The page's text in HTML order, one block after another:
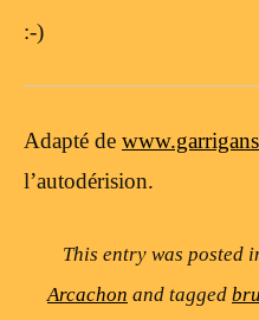
:-)
Adapté de
l’autodérision.
This entry was posted
Arcachon and tagged